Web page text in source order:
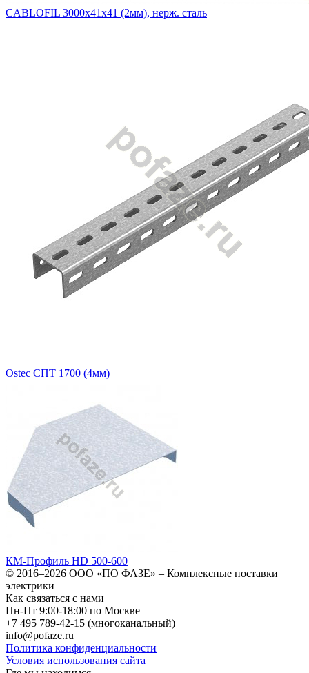
CABLOFIL 3000х41х41 (2мм), нерж. сталь
Ostec СПТ 1700 (4мм)
КМ-Профиль HD 500-600
© 2016–2026 ООО «ПО ФАЗЕ» – Комплексные поставки
электрики
Как связаться с нами
Пн-Пт 9:00-18:00 по Москве
+7 495 789-42-15 (многоканальный)
info@pofaze.ru
Политика конфиденциальности
Условия использования сайта